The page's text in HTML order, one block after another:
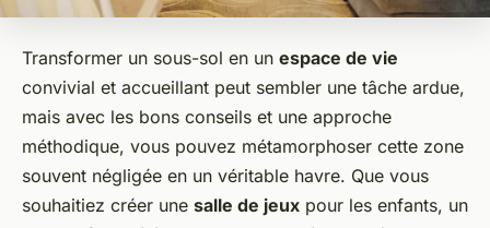
Transformer un sous-sol en un espace de vie
convivial et accueillant peut sembler une tâche ardue,
mais avec les bons conseils et une approche
méthodique, vous pouvez métamorphoser cette zone
souvent négligée en un véritable havre. Que vous
souhaitiez créer une salle de jeux pour les enfants, un